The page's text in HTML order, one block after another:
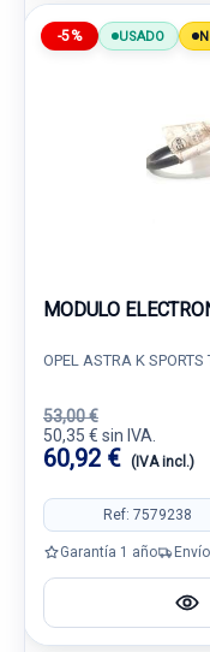
-5% USADO
MODULO
OPEL ASTRA K
53,00 €
50,35 € sin IVA.
60,92 € (IVA incl.)
Ref: 7579238
Garantía 1 año